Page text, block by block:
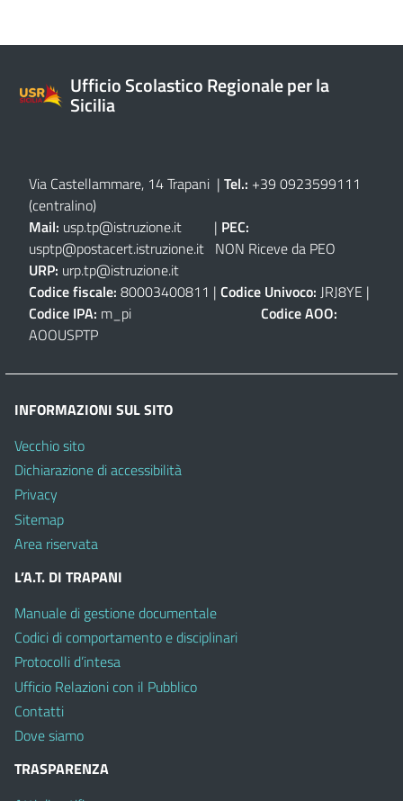
Ufficio Scolastico Regionale per la
Sicilia
Via Castellammare, 14 Trapani | Tel.: +39 0923599111
(centralino)
Mail: usp.tp@istruzione.it | PEC:
usptp@postacert.istruzione.it NON Riceve da PEO
URP: urp.tp@istruzione.it
Codice fiscale: 80003400811 | Codice Univoco: JRJ8YE |
Codice IPA: m_pi Codice AOO:
AOOUSPTP
INFORMAZIONI SUL SITO
Vecchio sito
Dichiarazione di accessibilità
Privacy
Sitemap
Area riservata
L’A.T. DI TRAPANI
Manuale di gestione documentale
Codici di comportamento e disciplinari
Protocolli d’intesa
Ufficio Relazioni con il Pubblico
Contatti
Dove siamo
TRASPARENZA